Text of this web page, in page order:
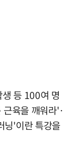
등 100여 명
육을 깨워라'·
닝'이란 특강을